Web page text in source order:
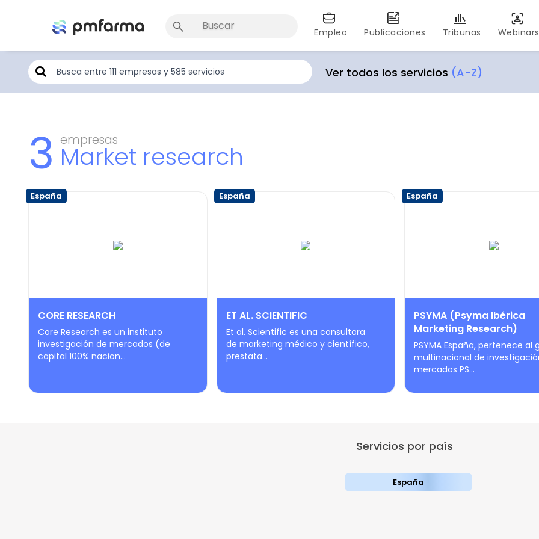
Empleo Publicaciones Tribunas Webinars
Ver todos los servicios (A-Z)
3 empresas
Market research
España
CORE RESEARCH
Core Research es un instituto
investigación de mercados (de
capital 100% nacion...
España
ET AL. SCIENTIFIC
Et al. Scientific es una consultora
de marketing médico y científico,
prestata...
España
PSYMA (Psyma Ibérica
Marketing Research)
PSYMA España, pertenece al
multinacional de
mercados PS...
Servicios por país
España